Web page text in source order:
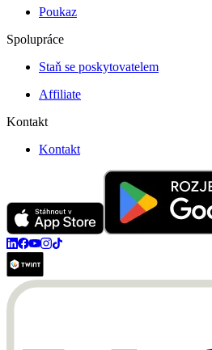
Poukaz
Spolupráce
Staň se poskytovatelem
Affiliate
Kontakt
Kontakt